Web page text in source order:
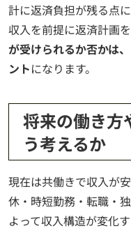
計に返済負担が残る点
収入を前提に返済計画を
が受けられるか否かは
ントになります。
将来の働き方
う考えるか
現在は共働きで収入が
休・時短勤務・転職・
よって収入構造が変化